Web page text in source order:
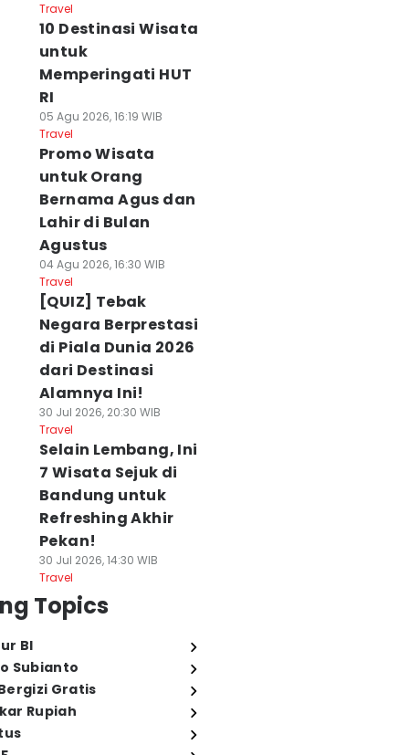
Travel
10 Destinasi Wisata
untuk
Memperingati HUT
RI
05 Agu 2026, 16:19 WIB
Travel
Promo Wisata
untuk Orang
Bernama Agus dan
Lahir di Bulan
Agustus
04 Agu 2026, 16:30 WIB
Travel
[QUIZ] Tebak
Negara Berprestasi
di Piala Dunia 2026
dari Destinasi
Alamnya Ini!
30 Jul 2026, 20:30 WIB
Travel
Selain Lembang, Ini
7 Wisata Sejuk di
Bandung untuk
Refreshing Akhir
Pekan!
30 Jul 2026, 14:30 WIB
Travel
Topics
BI
Subianto
Gratis
Rupiah